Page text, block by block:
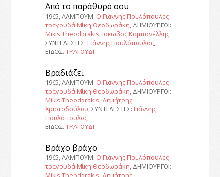
Από το παράθυρό σου
1965, ΑΛΜΠΟΥΜ: Ο Γιάννης Πουλόπουλος
τραγουδά Μίκη Θεοδωράκη, ΔΗΜΙΟΥΡΓΟΙ:
Mikis Theodorakis, Ιάκωβος Καμπανέλλης,
ΣΥΝΤΕΛΕΣΤΕΣ: Γιάννης Πουλόπουλος,
ΕΙΔΟΣ: ΤΡΑΓΟΥΔΙ
Βραδιάζει
1965, ΑΛΜΠΟΥΜ: Ο Γιάννης Πουλόπουλος
τραγουδά Μίκη Θεοδωράκη, ΔΗΜΙΟΥΡΓΟΙ:
Mikis Theodorakis, Δημήτρης
Χριστοδούλου, ΣΥΝΤΕΛΕΣΤΕΣ: Γιάννης
Πουλόπουλος,
ΕΙΔΟΣ: ΤΡΑΓΟΥΔΙ
Βράχο βράχο
1965, ΑΛΜΠΟΥΜ: Ο Γιάννης Πουλόπουλος
τραγουδά Μίκη Θεοδωράκη, ΔΗΜΙΟΥΡΓΟΙ:
Mikis Theodorakis, Δημήτρης